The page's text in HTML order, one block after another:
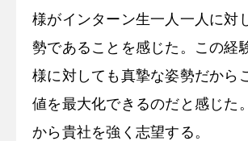
様がインターン生一人一人に対
勢であることを感じた。この経
様に対しても真摯な姿勢だから
値を最大化できるのだと感じた
から貴社を強く志望する。